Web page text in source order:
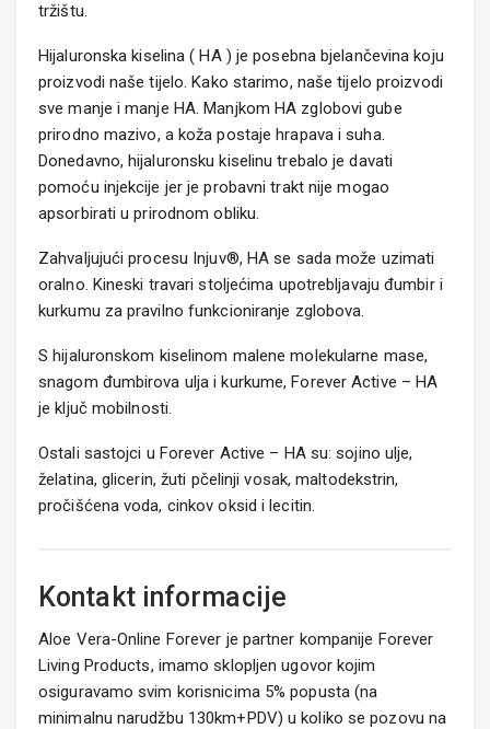
tržištu.
Hijaluronska kiselina ( HA ) je posebna bjelančevina koju
proizvodi naše tijelo. Kako starimo, naše tijelo proizvodi
sve manje i manje HA. Manjkom HA zglobovi gube
prirodno mazivo, a koža postaje hrapava i suha.
Donedavno, hijaluronsku kiselinu trebalo je davati
pomoću injekcije jer je probavni trakt nije mogao
apsorbirati u prirodnom obliku.
Zahvaljujući procesu Injuv®, HA se sada može uzimati
oralno. Kineski travari stoljećima upotrebljavaju đumbir i
kurkumu za pravilno funkcioniranje zglobova.
S hijaluronskom kiselinom malene molekularne mase,
snagom đumbirova ulja i kurkume, Forever Active – HA
je ključ mobilnosti.
Ostali sastojci u Forever Active – HA su: sojino ulje,
želatina, glicerin, žuti pčelinji vosak, maltodekstrin,
pročišćena voda, cinkov oksid i lecitin.
Kontakt informacije
Aloe Vera-Online Forever je partner kompanije Forever
Living Products, imamo sklopljen ugovor kojim
osiguravamo svim korisnicima 5% popusta (na
minimalnu narudžbu 130km+PDV) u koliko se pozovu na